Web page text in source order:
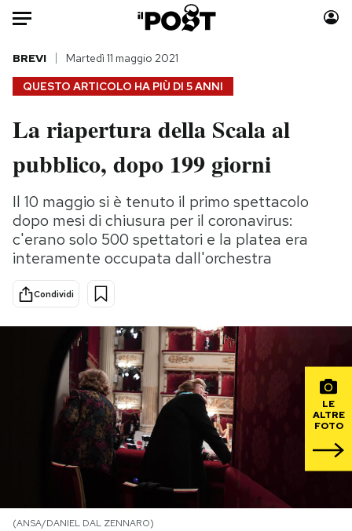
HOME
Italia
Politica
Tecnologia
Internet
Scienza
Cultura
Economia
Moda
Consumismi
Storie/Idee
Ok Boomer!
Media
Europa
PODCAST
NEWSLETTER
I MIEI PREFERITI
QUESTO ARTICOLO HA PIÙ DI 5 ANNI
BREVI Martedì 11 maggio 2021
La riapertura della Scala al
pubblico, dopo 199 giorni
Il 10 maggio si è tenuto il primo spettacolo
dopo mesi di chiusura per il coronavirus:
c'erano solo 500 spettatori e la platea era
interamente occupata dall'orchestra
Condividi
LE
ALTRE
FOTO
(ANSA/DANIEL DAL ZENNARO)